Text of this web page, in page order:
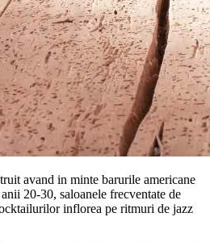
avand in minte barurile americane
20-30, saloanele frecventate de
inflorea pe ritmuri de jazz